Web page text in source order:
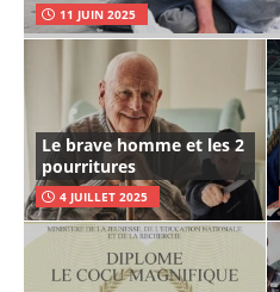
11 JUIN 2025
Le brave homme et les 2
pourritures
4 JUILLET 2025